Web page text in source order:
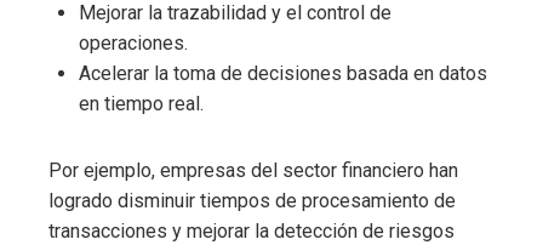
Mejorar la trazabilidad y el control de
operaciones.
Acelerar la toma de decisiones basada en datos
en tiempo real.
Por ejemplo, empresas del sector financiero han
logrado disminuir tiempos de procesamiento de
transacciones y mejorar la detección de riesgos